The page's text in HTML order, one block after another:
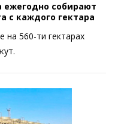
ежегодно собирают
с каждого гектара
нa 560-ти гектарах